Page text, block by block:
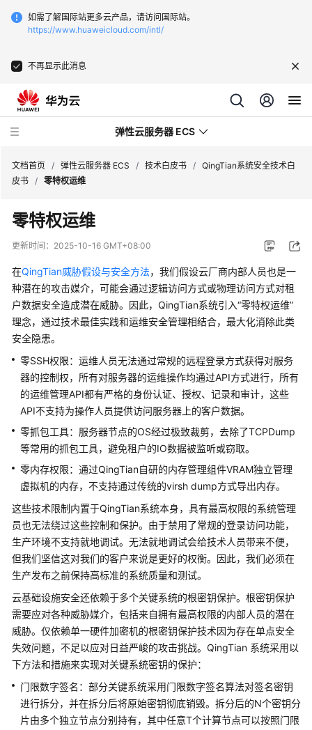
如需了解国际站更多云产品，请访问国际站。
https://www.huaweicloud.com/intl/
不再显示此消息
弹性云服务器 ECS
最
新
动
服
务
公
告
产
品
介
绍
计
说
明
快
速
入
门
用
户
指
南
佳
实
践
文档首页 / 弹性云服务器 ECS / 技术白皮书 / QingTian系统安全技术白
皮书 / 零特权运维
零特权运维
更新时间： 2025-10-16 GMT+08:00
在QingTian威胁假设与安全方法，我们假设云厂商内部人员也是一
种潜在的攻击媒介，可能会通过逻辑访问方式或物理访问方式对租
户数据安全造成潜在威胁。因此，QingTian系统引入“零特权运维”
理念，通过技术最佳实践和运维安全管理相结合，最大化消除此类
安全隐患。
零SSH权限：运维人员无法通过常规的远程登录方式获得对服务
器的控制权，所有对服务器的运维操作均通过API方式进行，所有
的运维管理API都有严格的身份认证、授权、记录和审计，这些
API不支持为操作人员提供访问服务器上的客户数据。
零抓包工具：服务器节点的OS经过极致裁剪，去除了TCPDump
等常用的抓包工具，避免租户的IO数据被监听或窃取。
零内存权限：通过QingTian自研的内存管理组件VRAM独立管理
虚拟机的内存，不支持通过传统的virsh dump方式导出内存。
这些技术限制内置于QingTian系统本身，具有最高权限的系统管理
员也无法绕过这些控制和保护。由于禁用了常规的登录访问功能，
生产环境不支持就地调试。无法就地调试会给技术人员带来不便，
但我们坚信这对我们的客户来说是更好的权衡。因此，我们必须在
生产发布之前保持高标准的系统质量和测试。
云基础设施安全还依赖于多个关键系统的根密钥保护。根密钥保护
需要应对各种威胁媒介，包括来自拥有最高权限的内部人员的潜在
威胁。仅依赖单一硬件加密机的根密钥保护技术因为存在单点安全
失效问题，不足以应对日益严峻的攻击挑战。QingTian 系统采用以
下方法和措施来实现对关键系统密钥的保护：
门限数字签名：部分关键系统采用门限数字签名算法对签名密钥
进行拆分，并在拆分后将原始密钥彻底销毁。拆分后的N个密钥分
片由多个独立节点分别持有，其中任意T个计算节点可以按照门限